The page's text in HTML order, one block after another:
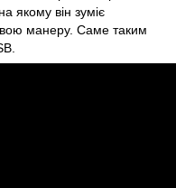
якому він зуміє
манеру. Саме таким